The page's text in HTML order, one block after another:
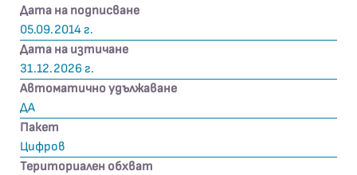
Дата на подписване
05.09.2014 г.
Дата на изтичане
31.12.2026 г.
Автоматично удължаване
ДА
Пакет
Цифров
Териториален обхват